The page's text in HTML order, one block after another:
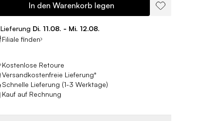
In den Warenkorb legen
Lieferung Di. 11.08. - Mi. 12.08.
Filiale finden
Kostenlose Retoure
Versandkostenfreie Lieferung*
Schnelle Lieferung (1-3 Werktage)
Kauf auf Rechnung